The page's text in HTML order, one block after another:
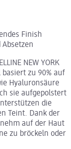
Finish
NEW YORK
zu 90% auf
Hyaluronsäure
sie aufgepolstert
die
Teint. Dank der
auf der Haut
zu bröckeln oder